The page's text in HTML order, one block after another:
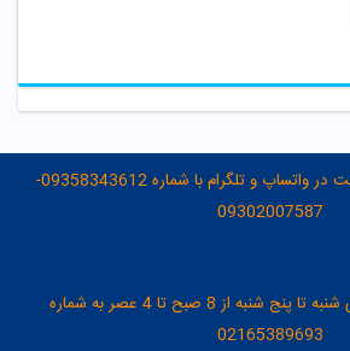
مشاوره رایگان بصورت چت در واتساپ و تلگرام با شماره 09358343612-
09302007587
تماس تلفنی در روزهای شنبه تا پنج شنبه از 8 صبح تا 4 عصر به شماره
02165389693